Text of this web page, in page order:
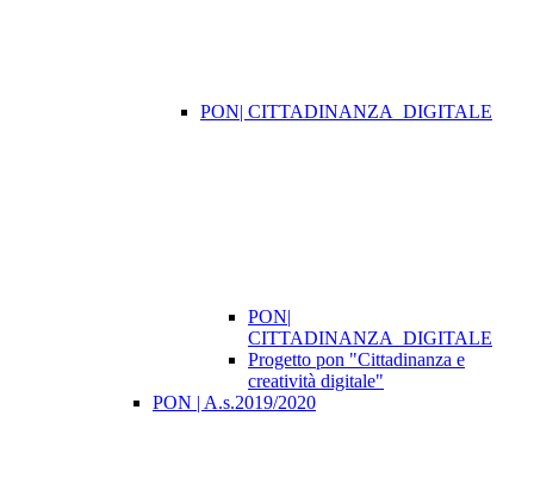
PON| CITTADINANZA_DIGITALE
PON|
CITTADINANZA_DIGITALE
Progetto pon "Cittadinanza e
creatività digitale"
PON | A.s.2019/2020